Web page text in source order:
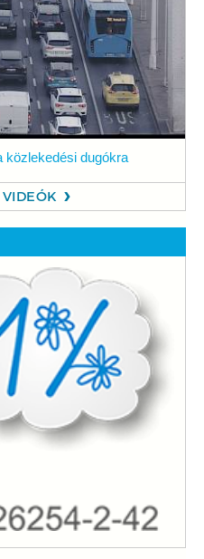
közlekedési dugókra